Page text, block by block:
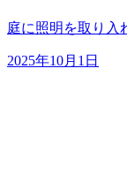
庭に照明を取り入
2025年10月1日